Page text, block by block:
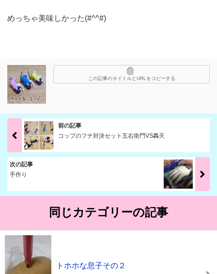
めっちゃ美味しかった(#^^#)
この記事のタイトルとURLをコピーする
前の記事
コップのフチ対決セット五右衛門VS轟天
次の記事
手作り
同じカテゴリーの記事
トホホな息子その２